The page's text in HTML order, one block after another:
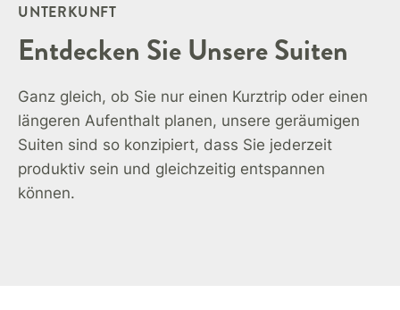
UNTERKUNFT
Entdecken Sie Unsere Suiten
Ganz gleich, ob Sie nur einen Kurztrip oder einen
längeren Aufenthalt planen, unsere geräumigen
Suiten sind so konzipiert, dass Sie jederzeit
produktiv sein und gleichzeitig entspannen
können.